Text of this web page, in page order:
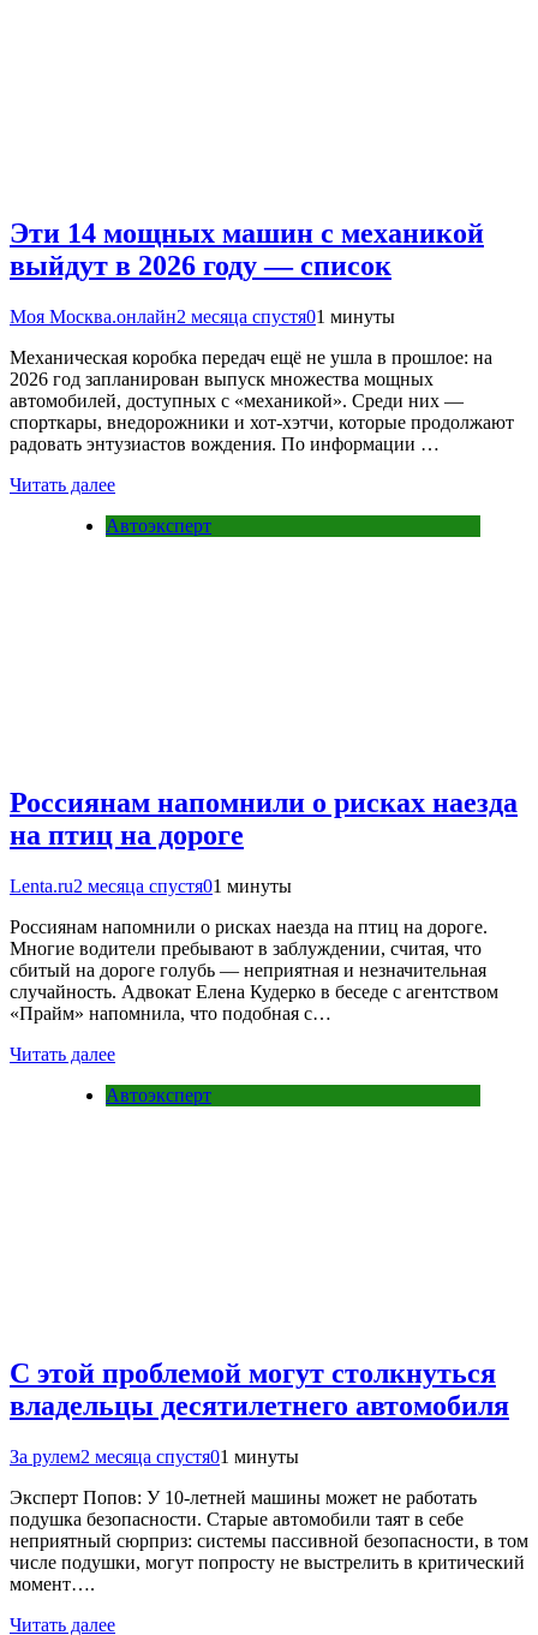
Эти 14 мощных машин с механикой
выйдут в 2026 году — список
Моя Москва.онлайн2 месяца спустя01 минуты
Механическая коробка передач ещё не ушла в прошлое: на
2026 год запланирован выпуск множества мощных
автомобилей, доступных с «механикой». Среди них —
спорткары, внедорожники и хот-хэтчи, которые продолжают
радовать энтузиастов вождения. По информации …
Читать далее
Автоэксперт
Россиянам напомнили о рисках наезда
на птиц на дороге
Lenta.ru2 месяца спустя01 минуты
Россиянам напомнили о рисках наезда на птиц на дороге.
Многие водители пребывают в заблуждении, считая, что
сбитый на дороге голубь — неприятная и незначительная
случайность. Адвокат Елена Кудерко в беседе с агентством
«Прайм» напомнила, что подобная с…
Читать далее
Автоэксперт
С этой проблемой могут столкнуться
владельцы десятилетнего автомобиля
За рулем2 месяца спустя01 минуты
Эксперт Попов: У 10-летней машины может не работать
подушка безопасности. Старые автомобили таят в себе
неприятный сюрприз: системы пассивной безопасности, в том
числе подушки, могут попросту не выстрелить в критический
момент….
Читать далее